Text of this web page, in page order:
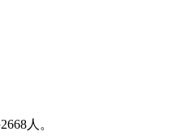
人。